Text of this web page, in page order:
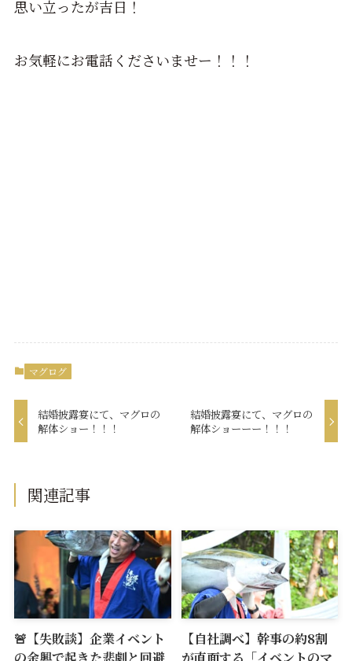
思い立ったが吉日！
お気軽にお電話くださいませー！！！
マグログ
結婚披露宴にて、マグロの
解体ショー！！！
結婚披露宴にて、マグロの
解体ショーーー！！！
関連記事
🚨【失敗談】企業イベント
【自社調べ】幹事の約8割